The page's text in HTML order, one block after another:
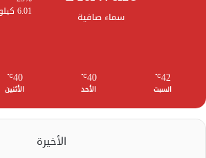
سماء صافية
6.01 كيلومتر/ساعة
42
℃
السبت
40
℃
الأحد
40
℃
الأثنين
الأخيرة